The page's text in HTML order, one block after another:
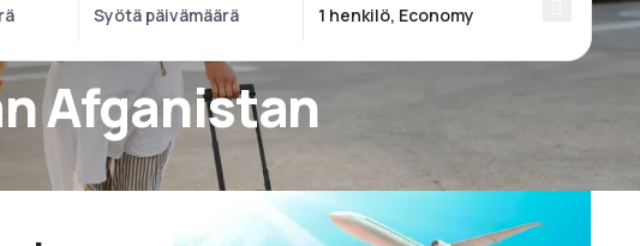
Afganistan